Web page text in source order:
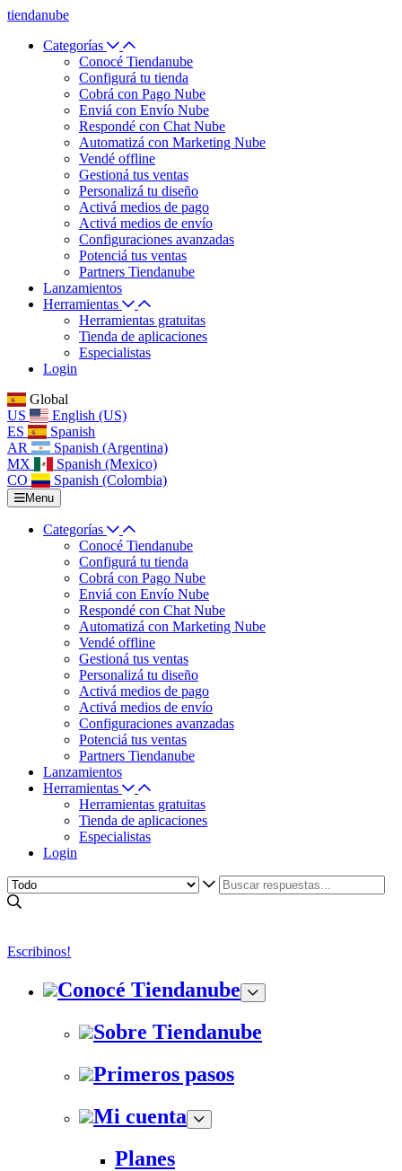
tiendanube
Categorías
Conocé Tiendanube
Configurá tu tienda
Cobrá con Pago Nube
Enviá con Envío Nube
Respondé con Chat Nube
Automatizá con Marketing Nube
Vendé offline
Gestioná tus ventas
Personalizá tu diseño
Activá medios de pago
Activá medios de envío
Configuraciones avanzadas
Potenciá tus ventas
Partners Tiendanube
Lanzamientos
Herramientas
Herramientas gratuitas
Tienda de aplicaciones
Especialistas
Login
Global
US
English (US)
ES
Spanish
AR
Spanish (Argentina)
MX
Spanish (Mexico)
CO
Spanish (Colombia)
Menu
Categorías
Conocé Tiendanube
Configurá tu tienda
Cobrá con Pago Nube
Enviá con Envío Nube
Respondé con Chat Nube
Automatizá con Marketing Nube
Vendé offline
Gestioná tus ventas
Personalizá tu diseño
Activá medios de pago
Activá medios de envío
Configuraciones avanzadas
Potenciá tus ventas
Partners Tiendanube
Lanzamientos
Herramientas
Herramientas gratuitas
Tienda de aplicaciones
Especialistas
Login
Escribinos!
Conocé Tiendanube
Sobre Tiendanube
Primeros pasos
Mi cuenta
Planes